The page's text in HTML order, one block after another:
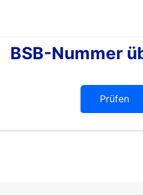
BSB-Nummer
Prüfen